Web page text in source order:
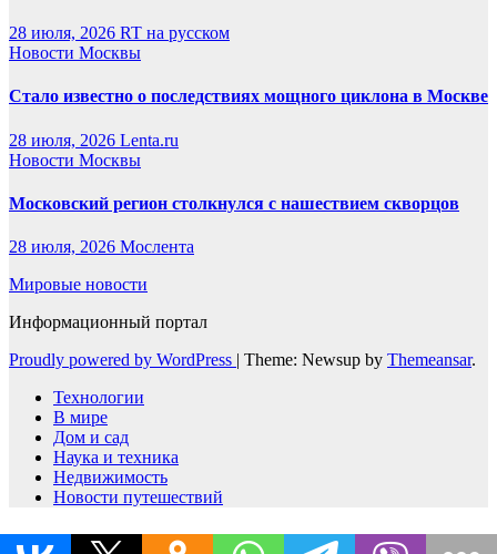
28 июля, 2026 RT на русском
Новости Москвы
Стало известно о последствиях мощного циклона в Москве
28 июля, 2026 Lenta.ru
Новости Москвы
Московский регион столкнулся с нашествием скворцов
28 июля, 2026 Мослента
Мировые новости
Информационный портал
Proudly powered by WordPress | Theme: Newsup by Themeansar.
Технологии
В мире
Дом и сад
Наука и техника
Недвижимость
Новости путешествий